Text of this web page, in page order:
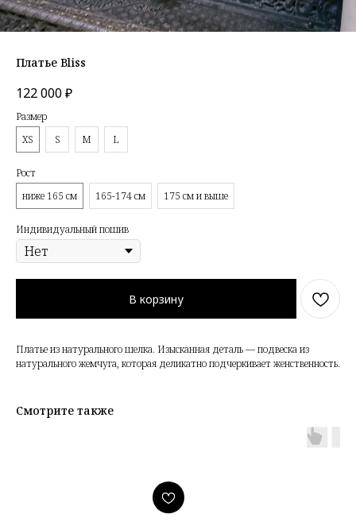
Платье Bliss
122 000₽
Размер
XS
S M L
Рост
ниже 165 см
165-174 см 175 см и выше
Индивидуальный пошив
В корзину
Платье из натурального шелка. Изысканная деталь — подвеска из
натурального жемчуга, которая деликатно подчеркивает женственность.
Смотрите также